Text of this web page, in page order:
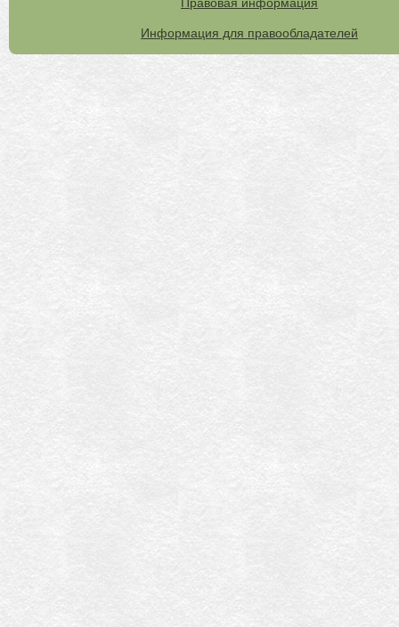
Информация для правообладателей